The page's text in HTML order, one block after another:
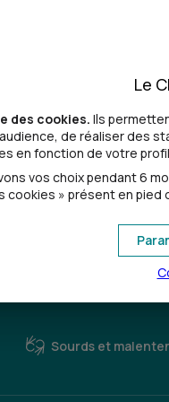
Sourds et
Le
des cookies. Ils
de réaliser des
en fonction de votre
vos choix pendant 6
cookies » présent en pied